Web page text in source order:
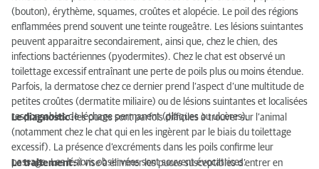
(bouton), érythème, squames, croûtes et alopécie. Le poil des régions
enflammées prend souvent une teinte rougeâtre. Les lésions suintantes
peuvent apparaitre secondairement, ainsi que, chez le chien, des
infections bactériennes (pyodermites). Chez le chat est observé un
toilettage excessif entraînant une perte de poils plus ou moins étendue.
Parfois, la dermatose chez ce dernier prend l’aspect d’une multitude de
petites croûtes (dermatite miliaire) ou de lésions suintantes et localisées
responsables de léchage permanent (plaques ou ulcères).
Le diagnostic :les puces sont parfois difficiles à trouver sur l’animal
(notamment chez le chat qui en les ingèrent par le biais du toilettage
excessif). La présence d’excréments dans les poils confirme leur
passage. Les lésions observées sont souvent évocatrices.
Le traitement :Il vise à éliminer les puces susceptibles d’entrer en